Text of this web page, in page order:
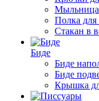
Мыльница
Полка для
Стакан в
Биде
Биде
Биде
Крышка